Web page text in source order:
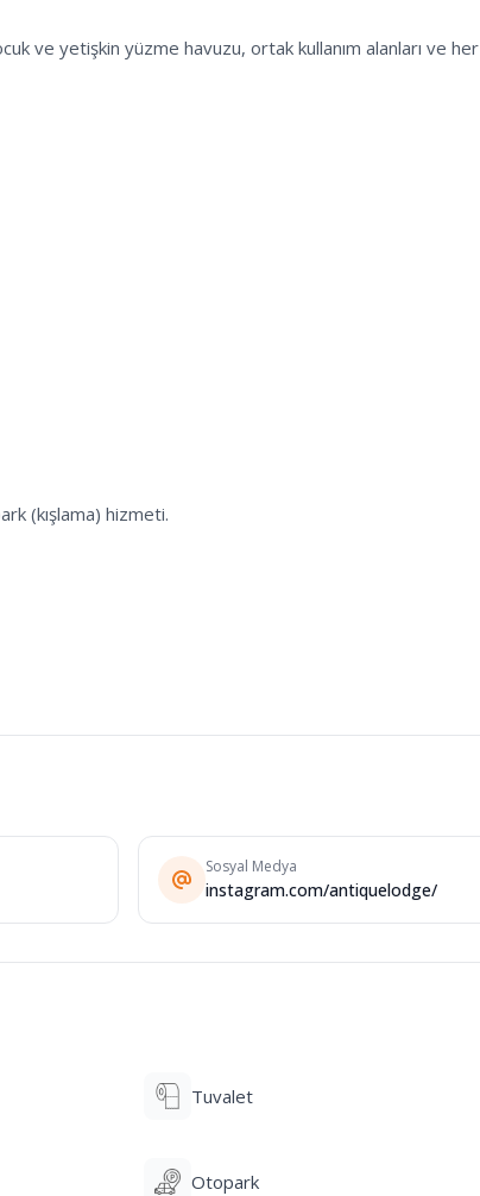
ve yetişkin yüzme havuzu, ortak kullanım alanları ve her
Sosyal Medya
instagram.com/antiquelodge/
Tuvalet
Otopark